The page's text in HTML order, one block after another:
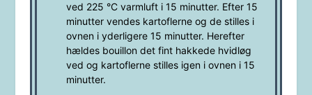
ved 225 °C varmluft i 15 minutter. Efter 15
minutter vendes kartoflerne og de stilles i
ovnen i yderligere 15 minutter. Herefter
hældes bouillon det fint hakkede hvidløg
ved og kartoflerne stilles igen i ovnen i 15
minutter.